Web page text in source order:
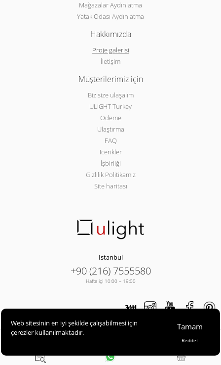
Mağazalar Aydınlatma
Yatak Odası Aydınlatma
Hakkımızda
Proje galerisi
İletişim
Müşterilerimiz için
Biz size ulaşalım
ULIGHT Turkey
Ödeme
Ulaştırma
FAQ
Icerikler
İşbirliği
Gizlilik Politikamız
Site haritası
Istanbul
+90 (216) 7555580
Hafta içi 10:00 – 19:00
Web sitesinin en iyi şekilde çalışabilmesi için
çerezler kullanılmaktadır.
Tamam
Reddet